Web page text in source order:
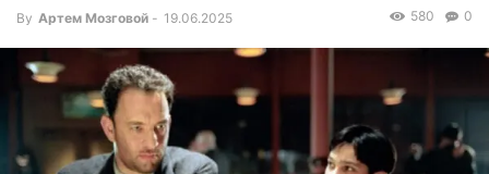
By Артем Мозговой - 19.06.2025 0
580